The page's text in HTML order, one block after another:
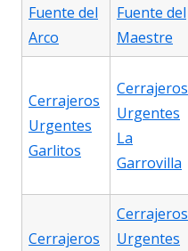
Fuente del
Arco
Fuente del
Maestre
Cerrajeros
Urgentes
Garlitos
Cerrajeros
Urgentes
La
Garrovilla
Cerrajeros
Cerrajeros
Urgentes